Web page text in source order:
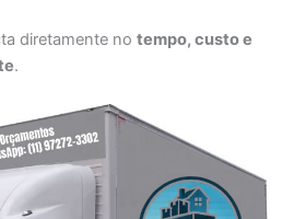
diretamente notempo, custo e
.